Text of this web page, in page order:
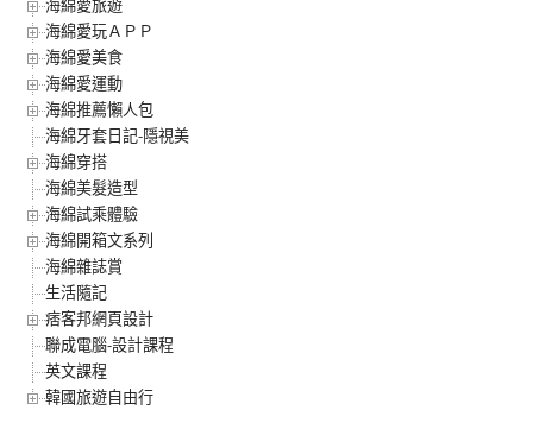
海綿愛旅遊
海綿愛玩ＡＰＰ
海綿愛美食
海綿愛運動
海綿推薦懶人包
海綿牙套日記-隱視美
海綿穿搭
海綿美髮造型
海綿試乘體驗
海綿開箱文系列
海綿雜誌賞
生活隨記
痞客邦網頁設計
聯成電腦-設計課程
英文課程
韓國旅遊自由行